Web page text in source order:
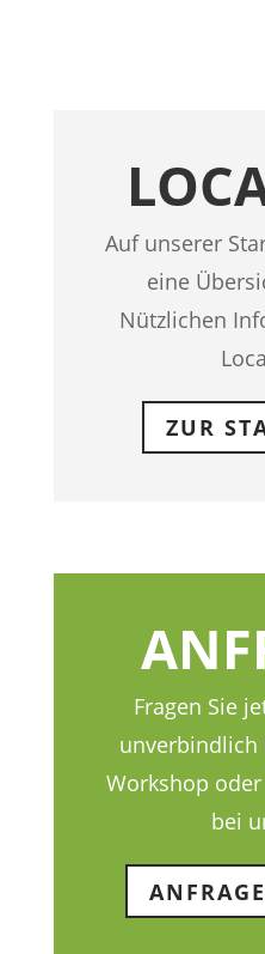
Auf unserer
eine
Nützlichen
ZUR
Fragen Sie
unverbindlich
Workshop
bei